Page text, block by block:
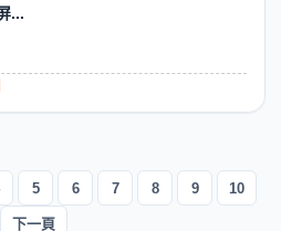
...
5 6 7 8 9 10
下一頁